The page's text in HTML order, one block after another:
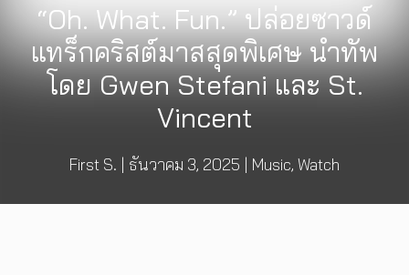
“Oh. What. Fun.” ปล่อยซาวด์
แทร็กคริสต์มาสสุดพิเศษ นำทัพ
โดย Gwen Stefani และ St.
Vincent
First S. | ธันวาคม 3, 2025 | Music, Watch